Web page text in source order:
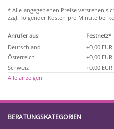
* Alle angegebenen Preise verstehen
zzgl. folgender Kosten pro Minute bei
Anrufer aus Festnetz*
Deutschland
+0,00 EUR
Österreich
+0,00 EUR
Schweiz
+0,00 EUR
Alle anzeigen
BERATUNGSKATEGORIEN